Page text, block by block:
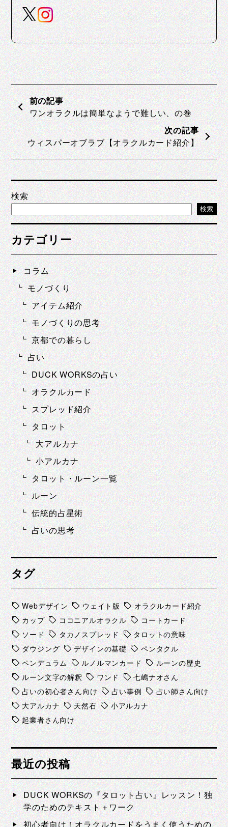
ワンオラクルは簡単なようで難しい、の巻
ウィスパーオブラブ【オラクルカード紹介】
検索
検索
カテゴリー
コラム
モノづくり
アイテム紹介
モノづくりの思考
京都での暮らし
占い
DUCK WORKSの占い
オラクルカード
スプレッド紹介
タロット
大アルカナ
小アルカナ
タロット・ルーン一覧
ルーン
伝統的占星術
占いの思考
タグ
Webデザイン ウェイト版
オラクルカード紹介
カップ
ココニアルオラクル
コートカード
ソード
タカノスプレッド
タロットの意味
ダウジング
デザインの基礎
ペンタクル
ペンデュラム
ルノルマンカード
ルーンの歴史
ルーン文字の解釈
ワンド
七嶋ナオさん
占いの初心者さん向け
占い事例
占い師さん向け
大アルカナ
天然石
小アルカナ
起業者さん向け
最近の投稿
DUCK WORKSの『タロット占い』レッスン！独
学のためのテキスト＋ワーク
初心者向け！オラクルカードをうまく使うための